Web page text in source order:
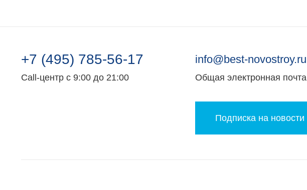
+7 (495) 785-56-17
Call-центр с 9:00 до 21:00
info@best-novostroy.ru
Общая электронная почта
Подписка на новости